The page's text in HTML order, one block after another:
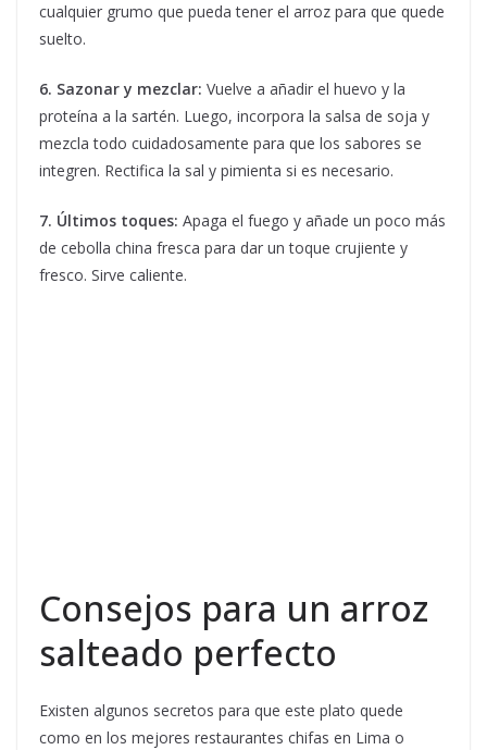
cualquier grumo que pueda tener el arroz para que quede
suelto.
6. Sazonar y mezclar: Vuelve a añadir el huevo y la
proteína a la sartén. Luego, incorpora la salsa de soja y
mezcla todo cuidadosamente para que los sabores se
integren. Rectifica la sal y pimienta si es necesario.
7. Últimos toques: Apaga el fuego y añade un poco más
de cebolla china fresca para dar un toque crujiente y
fresco. Sirve caliente.
Consejos para un arroz
salteado perfecto
Existen algunos secretos para que este plato quede
como en los mejores restaurantes chifas en Lima o